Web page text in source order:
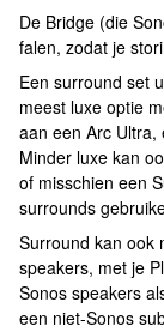
De Bridge (die
falen, zodat je
Een surround set
meest luxe optie
aan een Arc Ultra,
Minder luxe kan
of misschien een
surrounds
Surround kan ook
speakers, met je
Sonos speakers
een niet-Sonos